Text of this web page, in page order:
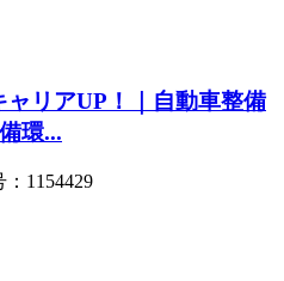
リアUP！｜自動車整備
環...
1154429